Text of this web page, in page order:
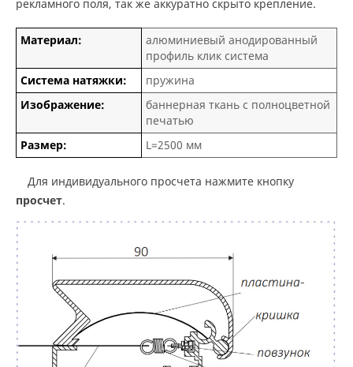
рекламного поля, так же аккуратно скрыто крепление.
Материал:
алюминиевый анодированный
профиль клик система
Система натяжки:
пружина
Изображение:
баннерная ткань с полноцветной
печатью
Размер:
L=2500 мм
Для индивидуального просчета нажмите кнопку
просчет.